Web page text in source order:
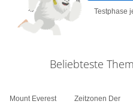
Testphase
Beliebteste
Mount Everest
Zeitzonen Der